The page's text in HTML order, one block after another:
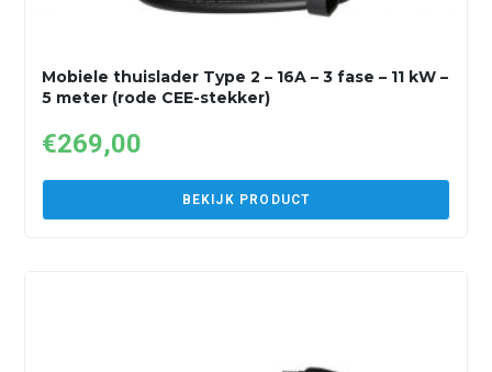
Mobiele thuislader Type 2 – 16A – 3 fase – 11 kW –
5 meter (rode CEE-stekker)
€269,00
BEKIJK PRODUCT